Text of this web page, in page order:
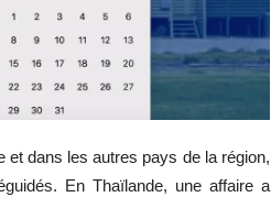
et dans les autres pays de la région,
En Thaïlande, une affaire a